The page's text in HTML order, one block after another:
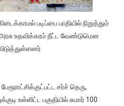
படிப்பை பாதியில் நிறுத்தும்
உதவிக்கரம் நீட்ட வேண்டுமென
சர்ச் தெரு,
உள்ளிட்ட பகுதியில் சுமார் 100